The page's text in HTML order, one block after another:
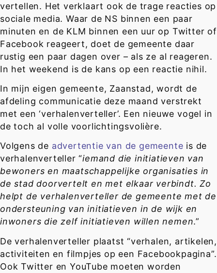
vertellen. Het verklaart ook de trage reacties op
sociale media. Waar de NS binnen een paar
minuten en de KLM binnen een uur op Twitter of
Facebook reageert, doet de gemeente daar
rustig een paar dagen over – als ze al reageren.
In het weekend is de kans op een reactie nihil.
In mijn eigen gemeente, Zaanstad, wordt de
afdeling communicatie deze maand verstrekt
met een ‘verhalenverteller’. Een nieuwe vogel in
de toch al volle voorlichtingsvolière.
Volgens de advertentie van de gemeente is de
verhalenverteller “iemand die initiatieven van
bewoners en maatschappelijke organisaties in
de stad doorvertelt en met elkaar verbindt. Zo
helpt de verhalenverteller de gemeente met de
ondersteuning van initiatieven in de wijk en
inwoners die zelf initiatieven willen nemen.”
De verhalenverteller plaatst “verhalen, artikelen,
activiteiten en filmpjes op een Facebookpagina”.
Ook Twitter en YouTube moeten worden